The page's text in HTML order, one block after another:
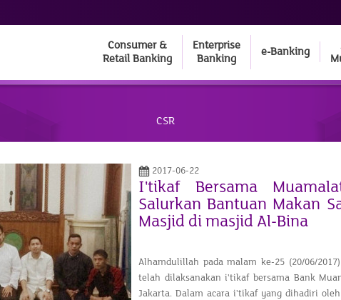
Consumer &
Retail Banking
Enterprise
Banking
e-Banking
CSR
2017-06-22
I'tikaf Bersama
Salurkan Bantuan Makan
Masjid di masjid Al-Bina
Alhamdulillah pada malam ke-25 (20/06/
telah dilaksanakan i'tikaf bersama Bank
Jakarta. Dalam acara i'tikaf yang dihadiri